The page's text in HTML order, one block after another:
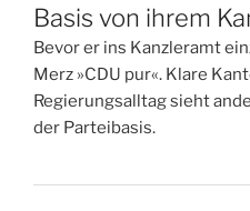
Basis von ihrem
Bevor er ins Kanzleramt
Merz »CDU pur«. Klare
Regierungsalltag sieht
der Parteibasis.